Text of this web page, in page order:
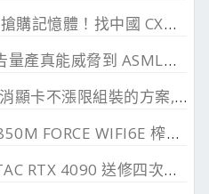
Apple 傳積極搶購記憶體！找中國 CXMT 談價格碰壁
中國 DUV 宣告量產真能威脅到 ASML？外媒稱相差甚遠
台灣通路商取消顯卡不漲限組裝的方案, 直漲 20~45%
GIGABYTE B850M FORCE WIFI6E 榨乾長鑫24G DDR
國外網友 ZOTAC RTX 4090 送修四次最後換來 RTX 5090